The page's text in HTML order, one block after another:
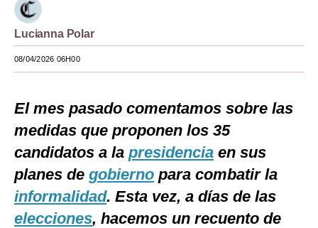
Viajes
Moda
Estilos
Mundo
EEUU
México
España
Internacional
Lucianna Polar
08/04/2026 06H00
El mes pasado comentamos sobre las
medidas que proponen los 35
candidatos a la presidencia en sus
planes de gobierno para combatir la
informalidad. Esta vez, a días de las
elecciones, hacemos un recuento de